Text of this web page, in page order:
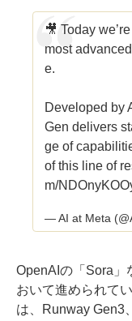
🎥 Today
most
e.
Developed by
Gen delivers
ge of
of this line of
m/
— AI at Meta
OpenAIの「Sora」
おいて進められて
は、Runway Gen3